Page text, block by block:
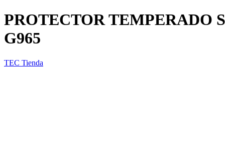
PROTECTOR TEMPERADO
G965
TEC Tienda